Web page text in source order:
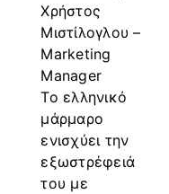
Χρήστος
Μιστίλογλου –
Marketing
Manager
Το ελληνικό
μάρμαρο
ενισχύει την
εξωστρέφειά
του με